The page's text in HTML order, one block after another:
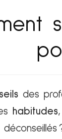
des
habitudes
déconseillés